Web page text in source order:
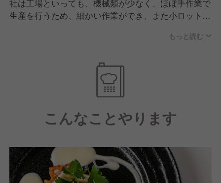
社は工場といっても、機械類が少なく、ほぼ手作業で
生産を行うため、細かい作業ができ、また小ロット生
もっと読む
こんなことやります